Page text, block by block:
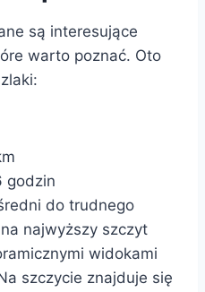
są interesujące
warto poznać. Oto
godzin
do trudnego
najwyższy szczyt
widokami
szczycie znajduje się